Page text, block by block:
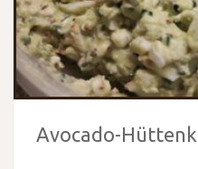
Avocado-